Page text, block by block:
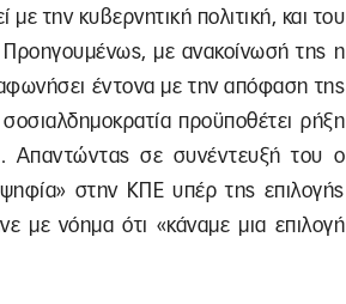
την κυβερνητική πολιτική, και του
με ανακοίνωσή της η
έντονα με την απόφαση της
προϋποθέτει ρήξη
Απαντώντας σε συνέντευξή του ο
στην ΚΠΕ υπέρ της επιλογής
με νόημα ότι «κάναμε μια επιλογή